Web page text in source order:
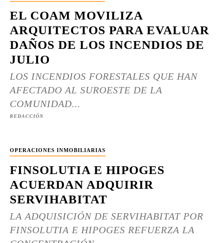
EL COAM MOVILIZA
ARQUITECTOS PARA EVALUAR
DAÑOS DE LOS INCENDIOS DE
JULIO
LOS INCENDIOS FORESTALES QUE HAN
AFECTADO AL SUROESTE DE LA
COMUNIDAD...
REDACCIÓN
OPERACIONES INMOBILIARIAS
FINSOLUTIA E HIPOGES
ACUERDAN ADQUIRIR
SERVIHABITAT
LA ADQUISICIÓN DE SERVIHABITAT POR
FINSOLUTIA E HIPOGES REFUERZA LA